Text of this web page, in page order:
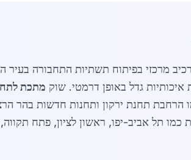
גדל באופן דרמטי. שוק מתכת
הרחבת תחנת ירקון ותחנות חדשות בהר
תל אביב-יפו, ראשון לציון, פתח תקווה,